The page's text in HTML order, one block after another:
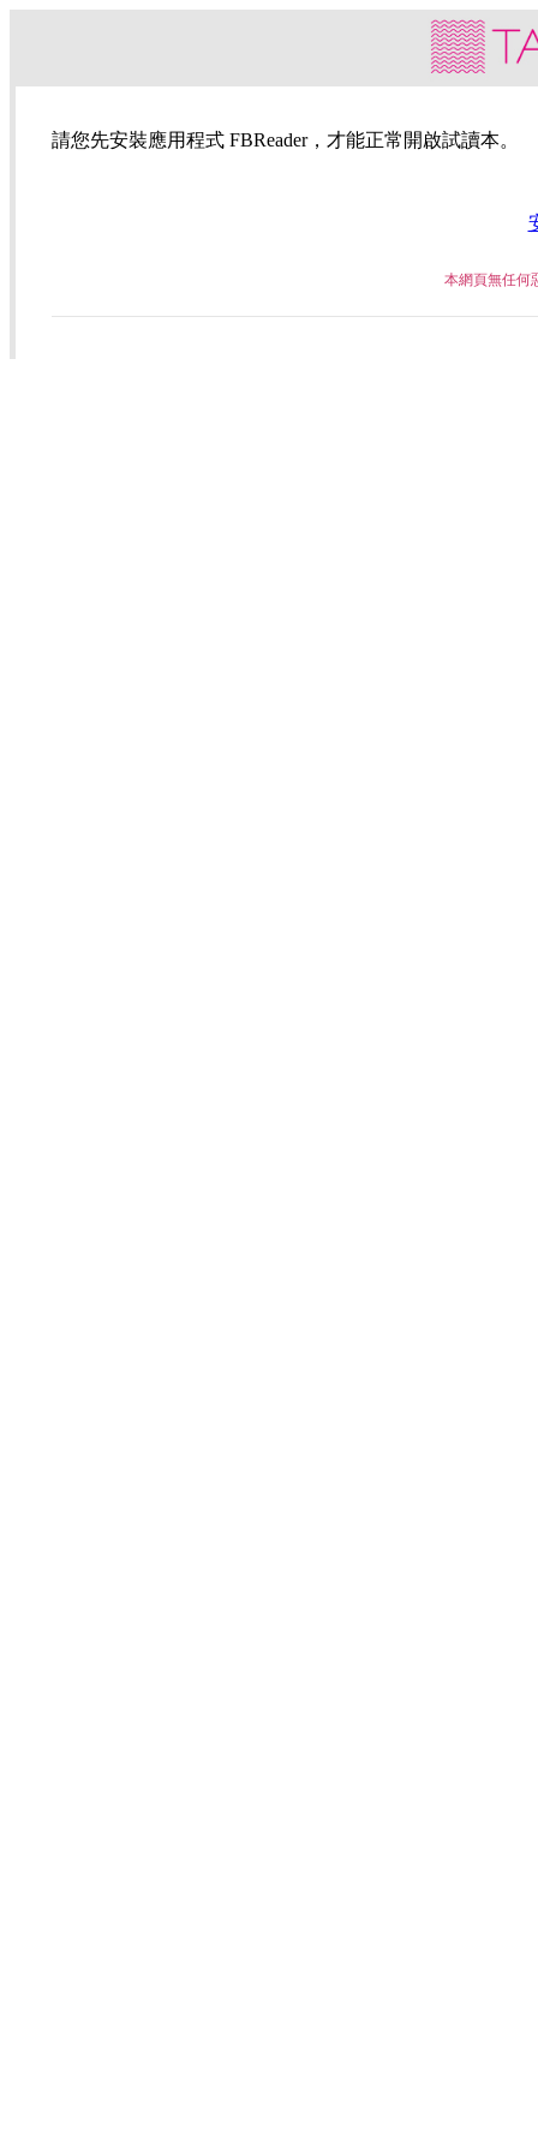
請您先安裝應用程式 FBReader，才能正常開啟試讀本。
本網頁無任何